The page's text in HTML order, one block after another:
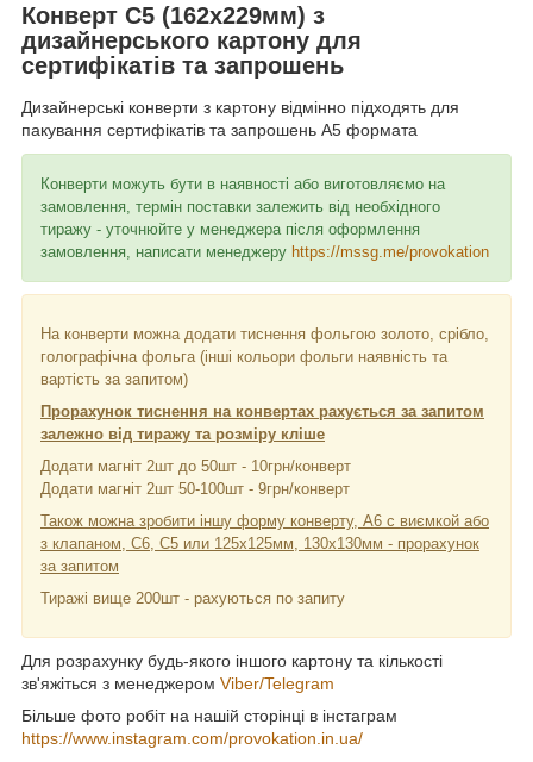
Конверт С5 (162х229мм) з
дизайнерського картону для
сертифікатів та запрошень
Дизайнерські конверти з картону відмінно підходять для
пакування сертифікатів та запрошень А5 формата
Конверти можуть бути в наявності або виготовляємо на
замовлення, термін поставки залежить від необхідного
тиражу - уточнюйте у менеджера після оформлення
замовлення, написати менеджеру https://mssg.me/provokation
На конверти можна додати тиснення фольгою золото, срібло,
голографічна фольга (інші кольори фольги наявність та
вартість за запитом)
Прорахунок тиснення на конвертах рахується за запитом
залежно від тиражу та розміру кліше
Додати магніт 2шт до 50шт - 10грн/конверт
Додати магніт 2шт 50-100шт - 9грн/конверт
Також можна зробити іншу форму конверту, А6 с виємкой або
з клапаном, С6, С5 или 125х125мм, 130х130мм - прорахунок
за запитом
Тиражі вище 200шт - рахуються по запиту
Для розрахунку будь-якого іншого картону та кількості
зв'яжіться з менеджером Viber/Telegram
Більше фото робіт на нашій сторінці в інстаграм
https://www.instagram.com/provokation.in.ua/